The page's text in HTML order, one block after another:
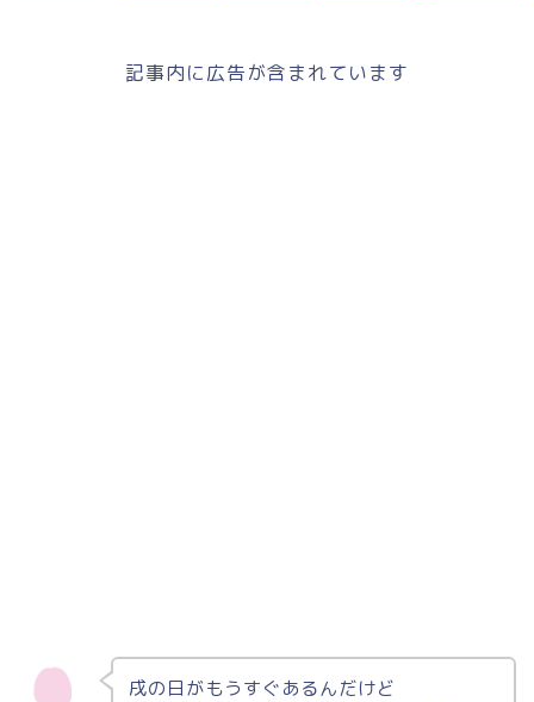
記事内に広告が含まれています
戌の日がもうすぐあるんだけど